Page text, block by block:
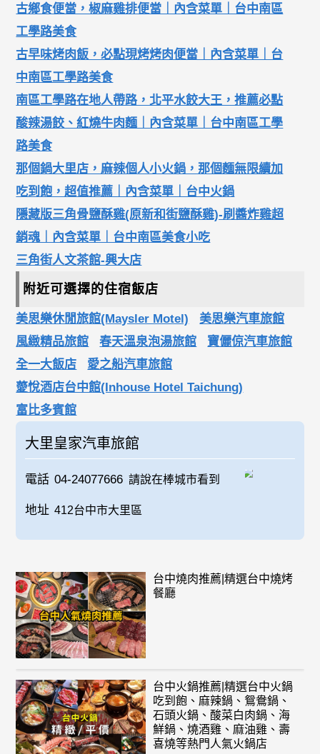
古鄉食便當，椒麻雞排便當｜內含菜單｜台中南區
工學路美食
古早味烤肉飯，必點現烤烤肉便當｜內含菜單｜台
中南區工學路美食
南區工學路在地人帶路，北平水餃大王，推薦必點
酸辣湯餃、紅燒牛肉麵｜內含菜單｜台中南區工學
路美食
那個鍋大里店，麻辣個人小火鍋，那個麵無限續加
吃到飽，超值推薦｜內含菜單｜台中火鍋
隱藏版三角骨鹽酥雞(原新和街鹽酥雞)-刷醬炸雞超
銷魂｜內含菜單｜台中南區美食小吃
三角街人文茶館-興大店
附近可選擇的住宿飯店
美思樂休閒旅館(Maysler Motel)
美思樂汽車旅館
風緻精品旅館
春天溫泉泡湯旅館
寶儷倞汽車旅館
全一大飯店
愛之船汽車旅館
薆悅酒店台中館(Inhouse Hotel Taichung)
富比多賓館
大里皇家汽車旅館
電話 04-24077666 請說在棒城市看到
地址 412台中市大里區
台中燒肉推薦|精選台中燒烤
餐廳
台中火鍋推薦|精選台中火鍋
吃到飽、麻辣鍋、鴛鴦鍋、
石頭火鍋、酸菜白肉鍋、海
鮮鍋、燒酒雞、麻油雞、壽
喜燒等熱門人氣火鍋店